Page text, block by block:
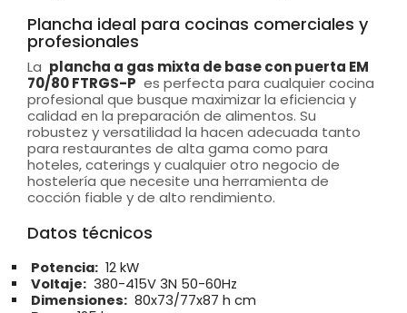
Plancha ideal para cocinas comerciales y
profesionales
La plancha a gas mixta de base con puerta EM
70/80 FTRGS-P es perfecta para cualquier cocina
profesional que busque maximizar la eficiencia y
calidad en la preparación de alimentos. Su
robustez y versatilidad la hacen adecuada tanto
para restaurantes de alta gama como para
hoteles, caterings y cualquier otro negocio de
hostelería que necesite una herramienta de
cocción fiable y de alto rendimiento.
Datos técnicos
Potencia: 12 kW
Voltaje: 380-415V 3N 50-60Hz
Dimensiones: 80x73/77x87 h cm